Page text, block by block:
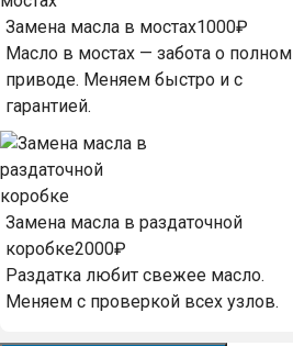
Замена масла в мостах1000₽
Масло в мостах — забота о полном
приводе. Меняем быстро и с
гарантией.
Замена масла в раздаточной
коробке2000₽
Раздатка любит свежее масло.
Меняем с проверкой всех узлов.